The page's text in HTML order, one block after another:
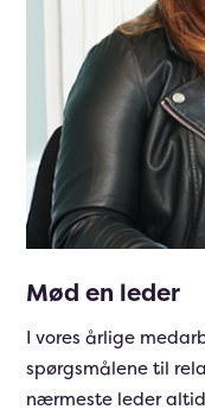
Mød en leder
I vores årlige
spørgsmålene til
nærmeste leder